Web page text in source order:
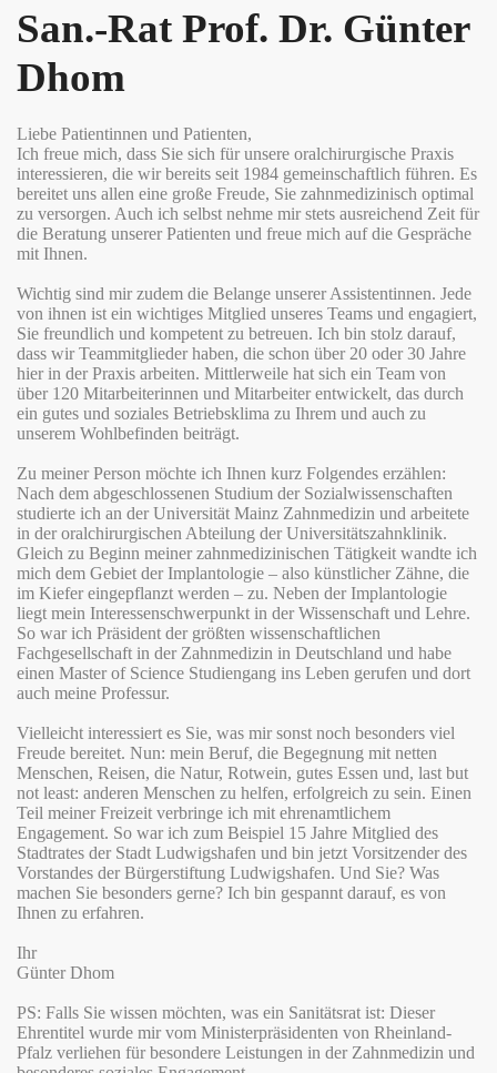
San.-Rat Prof. Dr. Günter
Dhom
Liebe Patientinnen und Patienten,
Ich freue mich, dass Sie sich für unsere oralchirurgische Praxis
interessieren, die wir bereits seit 1984 gemeinschaftlich führen. Es
bereitet uns allen eine große Freude, Sie zahnmedizinisch optimal
zu versorgen. Auch ich selbst nehme mir stets ausreichend Zeit für
die Beratung unserer Patienten und freue mich auf die Gespräche
mit Ihnen.
Wichtig sind mir zudem die Belange unserer Assistentinnen. Jede
von ihnen ist ein wichtiges Mitglied unseres Teams und engagiert,
Sie freundlich und kompetent zu betreuen. Ich bin stolz darauf,
dass wir Teammitglieder haben, die schon über 20 oder 30 Jahre
hier in der Praxis arbeiten. Mittlerweile hat sich ein Team von
über 120 Mitarbeiterinnen und Mitarbeiter entwickelt, das durch
ein gutes und soziales Betriebsklima zu Ihrem und auch zu
unserem Wohlbefinden beiträgt.
Zu meiner Person möchte ich Ihnen kurz Folgendes erzählen:
Nach dem abgeschlossenen Studium der Sozialwissenschaften
studierte ich an der Universität Mainz Zahnmedizin und arbeitete
in der oralchirurgischen Abteilung der Universitätszahnklinik.
Gleich zu Beginn meiner zahnmedizinischen Tätigkeit wandte ich
mich dem Gebiet der Implantologie – also künstlicher Zähne, die
im Kiefer eingepflanzt werden – zu. Neben der Implantologie
liegt mein Interessenschwerpunkt in der Wissenschaft und Lehre.
So war ich Präsident der größten wissenschaftlichen
Fachgesellschaft in der Zahnmedizin in Deutschland und habe
einen Master of Science Studiengang ins Leben gerufen und dort
auch meine Professur.
Vielleicht interessiert es Sie, was mir sonst noch besonders viel
Freude bereitet. Nun: mein Beruf, die Begegnung mit netten
Menschen, Reisen, die Natur, Rotwein, gutes Essen und, last but
not least: anderen Menschen zu helfen, erfolgreich zu sein. Einen
Teil meiner Freizeit verbringe ich mit ehrenamtlichem
Engagement. So war ich zum Beispiel 15 Jahre Mitglied des
Stadtrates der Stadt Ludwigshafen und bin jetzt Vorsitzender des
Vorstandes der Bürgerstiftung Ludwigshafen. Und Sie? Was
machen Sie besonders gerne? Ich bin gespannt darauf, es von
Ihnen zu erfahren.
Ihr
Günter Dhom
PS: Falls Sie wissen möchten, was ein Sanitätsrat ist: Dieser
Ehrentitel wurde mir vom Ministerpräsidenten von Rheinland-
Pfalz verliehen für besondere Leistungen in der Zahnmedizin und